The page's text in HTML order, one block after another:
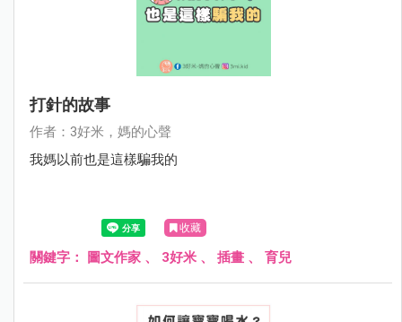
打針的故事
作者：3好米，媽的心聲
我媽以前也是這樣騙我的
收藏
關鍵字： 圖文作家 、 3好米 、 插畫 、 育兒